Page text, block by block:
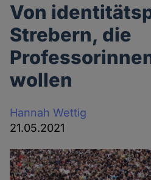
Von
Strebern, die
wollen
Hannah Wettig
21.05.2021